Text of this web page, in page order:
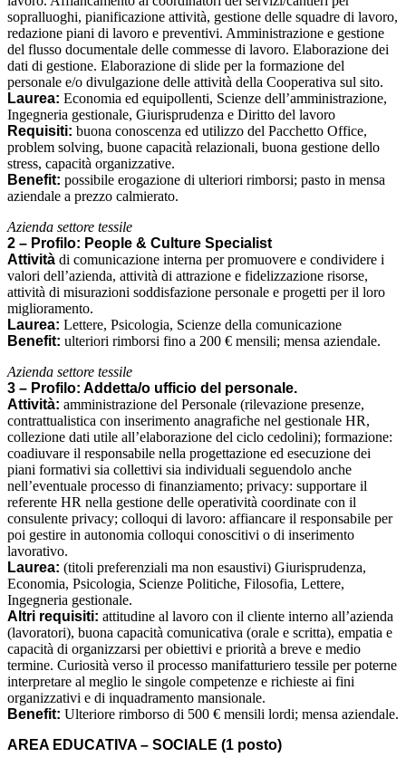
sopralluoghi, pianificazione attività, gestione delle squadre di lavoro,
redazione piani di lavoro e preventivi. Amministrazione e gestione
del flusso documentale delle commesse di lavoro. Elaborazione dei
dati di gestione. Elaborazione di slide per la formazione del
personale e/o divulgazione delle attività della Cooperativa sul sito.
Laurea: Economia ed equipollenti, Scienze dell’amministrazione,
Ingegneria gestionale, Giurisprudenza e Diritto del lavoro
Requisiti: buona conoscenza ed utilizzo del Pacchetto Office,
problem solving, buone capacità relazionali, buona gestione dello
stress, capacità organizzative.
Benefit: possibile erogazione di ulteriori rimborsi; pasto in mensa
aziendale a prezzo calmierato.
Azienda settore tessile
2 – Profilo: People & Culture Specialist
Attività di comunicazione interna per promuovere e condividere i
valori dell’azienda, attività di attrazione e fidelizzazione risorse,
attività di misurazioni soddisfazione personale e progetti per il loro
miglioramento.
Laurea: Lettere, Psicologia, Scienze della comunicazione
Benefit: ulteriori rimborsi fino a 200 € mensili; mensa aziendale.
Azienda settore tessile
3 – Profilo: Addetta/o ufficio del personale.
Attività: amministrazione del Personale (rilevazione presenze,
contrattualistica con inserimento anagrafiche nel gestionale HR,
collezione dati utile all’elaborazione del ciclo cedolini); formazione:
coadiuvare il responsabile nella progettazione ed esecuzione dei
piani formativi sia collettivi sia individuali seguendolo anche
nell’eventuale processo di finanziamento; privacy: supportare il
referente HR nella gestione delle operatività coordinate con il
consulente privacy; colloqui di lavoro: affiancare il responsabile per
poi gestire in autonomia colloqui conoscitivi o di inserimento
lavorativo.
Laurea: (titoli preferenziali ma non esaustivi) Giurisprudenza,
Economia, Psicologia, Scienze Politiche, Filosofia, Lettere,
Ingegneria gestionale.
Altri requisiti: attitudine al lavoro con il cliente interno all’azienda
(lavoratori), buona capacità comunicativa (orale e scritta), empatia e
capacità di organizzarsi per obiettivi e priorità a breve e medio
termine. Curiosità verso il processo manifatturiero tessile per poterne
interpretare al meglio le singole competenze e richieste ai fini
organizzativi e di inquadramento mansionale.
Benefit: Ulteriore rimborso di 500 € mensili lordi; mensa aziendale.
AREA EDUCATIVA – SOCIALE (1 posto)